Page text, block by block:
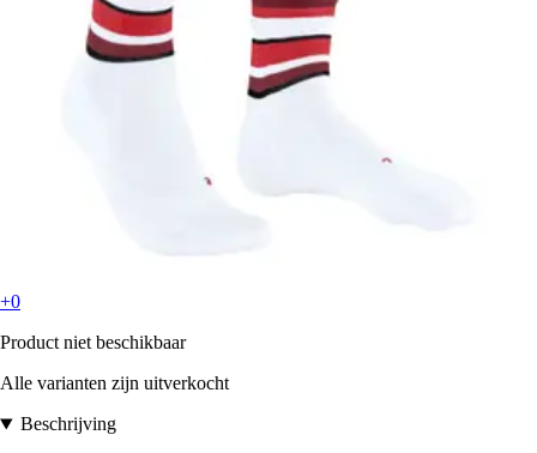
+0
Product niet beschikbaar
Alle varianten zijn uitverkocht
Beschrijving